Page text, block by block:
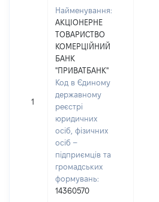
1
Найменування:
АКЦІОНЕРНЕ
ТОВАРИСТВО
КОМЕРЦІЙНИЙ
БАНК
"ПРИВАТБАНК"
Код в Єдиному
державному
реєстрі
юридичних
осіб, фізичних
осіб –
підприємців та
громадських
формувань:
14360570